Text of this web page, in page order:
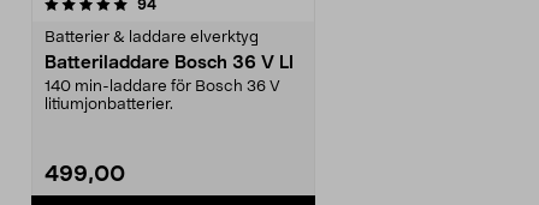
94recensioner
Batterier & laddare elverktyg
Batteriladdare Bosch 36 V LI
140 min-laddare för Bosch 36 V
litiumjonbatterier.
499,00